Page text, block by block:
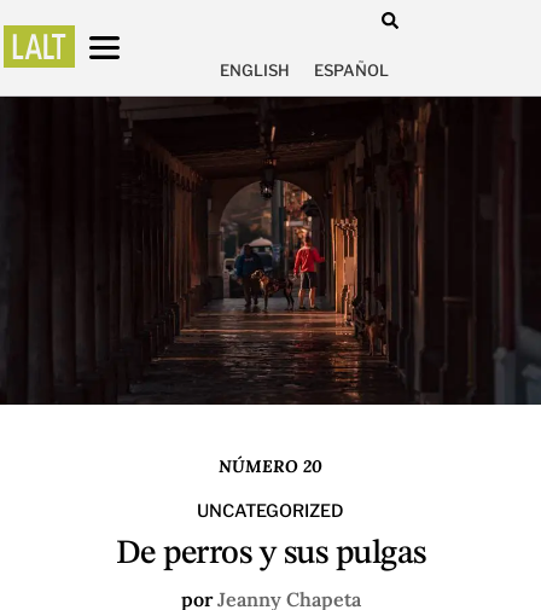
ENGLISH ESPAÑOL
NÚMERO 20
UNCATEGORIZED
De perros y sus pulgas
porJeanny Chapeta